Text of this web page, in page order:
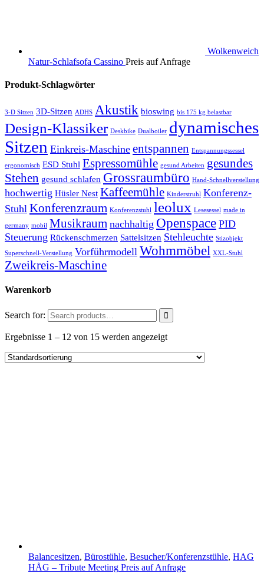
Wolkenweich
Natur-Schlafsofa Cassino Preis auf Anfrage
Produkt-Schlagwörter
3-D Sitzen 3D-Sitzen ADHS Akustik bioswing bis 175 kg belastbar
Design-Klassiker Deskbike Dualboiler dynamisches
Sitzen Einkreis-Maschine entspannen Entspannungssessel
ergonomisch ESD Stuhl Espressomühle gesund Arbeiten gesundes
Stehen gesund schlafen Grossraumbüro Hand-Schnellverstellung
hochwertig Hüsler Nest Kaffeemühle Kinderstruhl Konferenz-
Stuhl Konferenzraum Konferenzstuhl leolux Lesesessel made in
germany mobil Musikraum nachhaltig Openspace PID
Steuerung Rückenschmerzen Sattelsitzen Stehleuchte Stizobjekt
Superschnell-Verstellung Vorführmodell Wohmmöbel XXL-Stuhl
Zweikreis-Maschine
Warenkorb
Search for:
Ergebnisse 1 – 12 von 15 werden angezeigt
Balancesitzen, Bürostühle, Besucher/Konferenzstühle, HAG
HÅG – Tribute Meeting Preis auf Anfrage